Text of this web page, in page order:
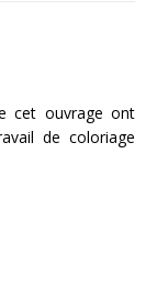
cet ouvrage ont
de coloriage